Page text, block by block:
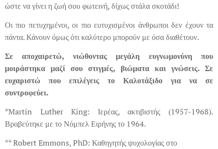
ώστε να γίνει η ζωή σου φωτεινή, δίχως στάλα σκοτάδι!
Οι πιο πετυχημένοι, οι πιο ευτυχισμένοι άνθρωποι δεν έχουν τα
πάντα. Κάνουν όμως ότι καλύτερο μπορούν με όσα διαθέτουν.
Σε αποχαιρετώ, νιώθοντας μεγάλη ευγνωμονύνη που
μοιράστηκα μαζί σου στιγμές, βιώματα και γνώσεις. Σε
ευχαριστώ που επιλέγεις το Καλοτάξιδο για να σε
συντροφεύει.
*Martin Luther King: Ιερέας, ακτιβιστής (1957-1968).
Βραβεύτηκε με το Νόμπελ Ειρήνης το 1964.
** Robert Emmons, PhD: Καθηγητής ψυχολογίας στο